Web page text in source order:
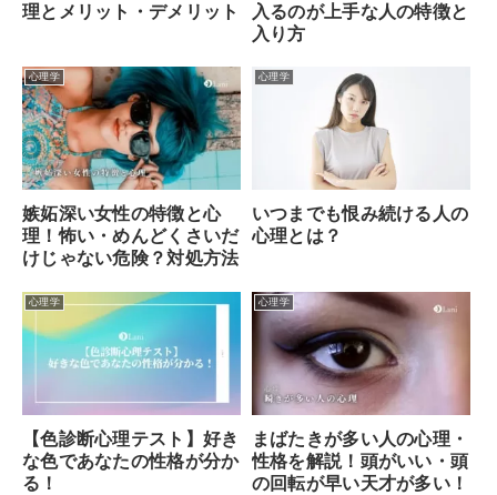
理とメリット・デメリット
入るのが上手な人の特徴と
入り方
心理学
嫉妬深い女性の特徴と心
理！怖い・めんどくさいだ
けじゃない危険？対処方法
心理学
いつまでも恨み続ける人の
心理とは？
心理学
【色診断心理テスト】好き
な色であなたの性格が分か
る！
心理学
まばたきが多い人の心理・
性格を解説！頭がいい・頭
の回転が早い天才が多い！